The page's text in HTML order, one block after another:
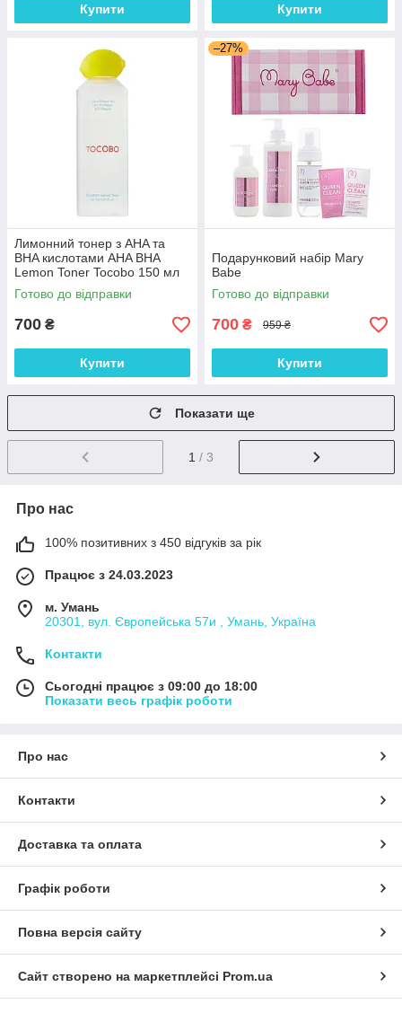
Купити Купити
Лимонний тонер з AHA та
BHA кислотами AHA BHA
Lemon Toner Tocobo 150 мл
Готово до відправки
700 ₴
Купити
–27%
Подарунковий набір Mary
Babe
Готово до відправки
700 ₴ 959 ₴
Купити
Показати ще
1 / 3
Про нас
100% позитивних з 450 відгуків за рік
Працює з 24.03.2023
м. Умань
20301, вул. Європейська 57и , Умань, Україна
Контакти
Сьогодні працює з 09:00 до 18:00
Показати весь графік роботи
Про нас
Контакти
Доставка та оплата
Графік роботи
Повна версія сайту
Сайт створено на маркетплейсі Prom.ua